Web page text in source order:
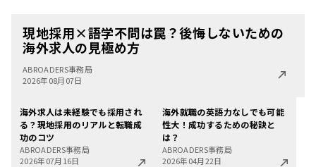
現地採用×語学不問は罠？後悔しないための
海外求人の見極め方
ABROADERS事務局
2026年08月07日
海外求人は未経験でも採用され
る？現地採用のリアルと転職成
功のコツ
ABROADERS事務局
2026年07月16日
海外就職の英語力なしでも可能
性大！成功するための秘訣と
は？
ABROADERS事務局
2026年04月22日